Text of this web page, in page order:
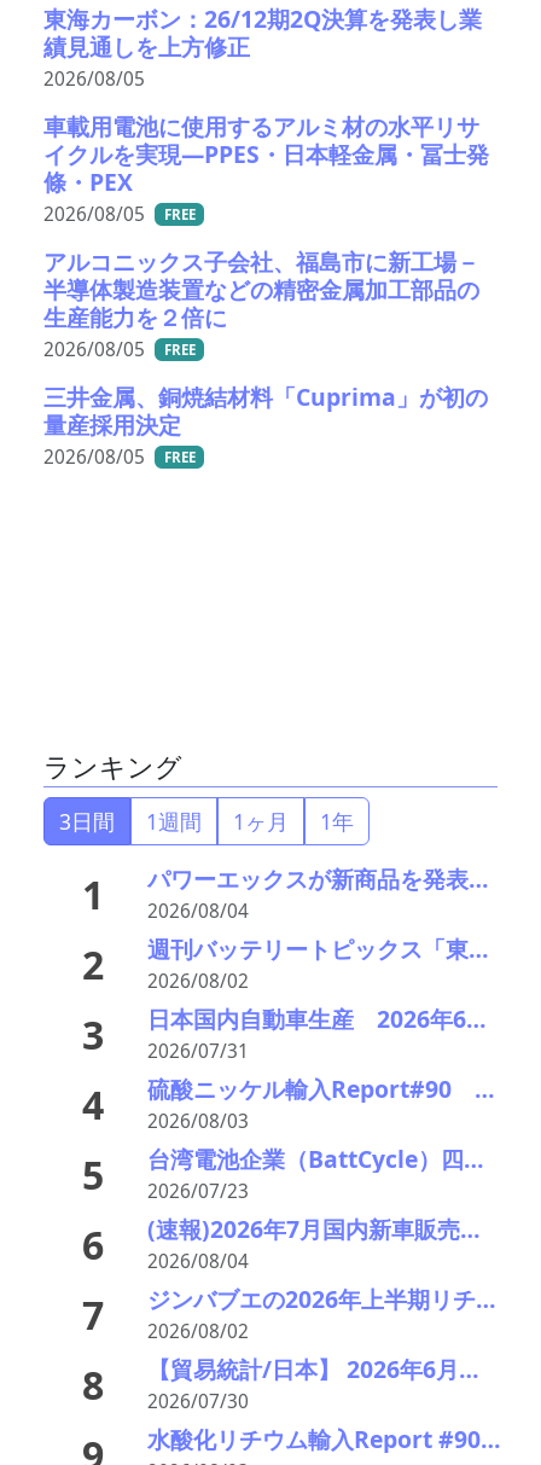
東海カーボン：26/12期2Q決算を発表し業
績見通しを上方修正
2026/08/05
車載用電池に使用するアルミ材の水平リサ
イクルを実現―PPES・日本軽金属・冨士発
條・PEX
2026/08/05 FREE
アルコニックス子会社、福島市に新工場－
半導体製造装置などの精密金属加工部品の
生産能力を２倍に
2026/08/05 FREE
三井金属、銅焼結材料「Cuprima」が初の
量産採用決定
2026/08/05 FREE
ランキング
3日間 1週間 1ヶ月 1年
1 パワーエックスが新商品を発表―大型蓄電とワンパッケージを訴求
2026/08/04
2 週刊バッテリートピックス「東レが電池向け負極材の新材料」「独ヴァルタが破産申請」など
2026/08/02
3 日本国内自動車生産 2026年6月生産台数 73万7千台 前年同月比6.8%増加
2026/07/31
4 硫酸ニッケル輸入Report#90 2026年中盤輸入回復の兆し
2026/08/03
5 台湾電池企業（BattCycle）四国に蓄電池リサイクル工場を建設 日台の重要鉱物協力の一環に 阪和興業も参画
2026/07/23
6 (速報)2026年7月国内新車販売 41万7千台 前年同月比7%増加 4か月連続プラス
2026/08/04
7 ジンバブエの2026年上半期リチウム製品輸出額、前年同期比230%増 採掘加工拠点は中国企業が主導
2026/08/02
8 【貿易統計/日本】 2026年6月の廃バッテリー輸出推移統計
2026/07/30
水酸化リチウム輸入Report #90 2026年前半輸入量7千トン 9年ぶり1万トン下回る